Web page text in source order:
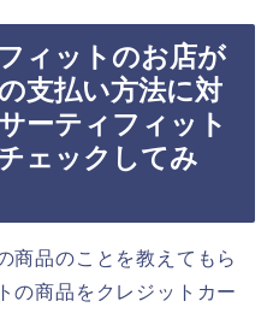
ィットのお店が
支払い方法に対
ーティフィット
ェックしてみ
商品のことを教えてもら
の商品をクレジットカー